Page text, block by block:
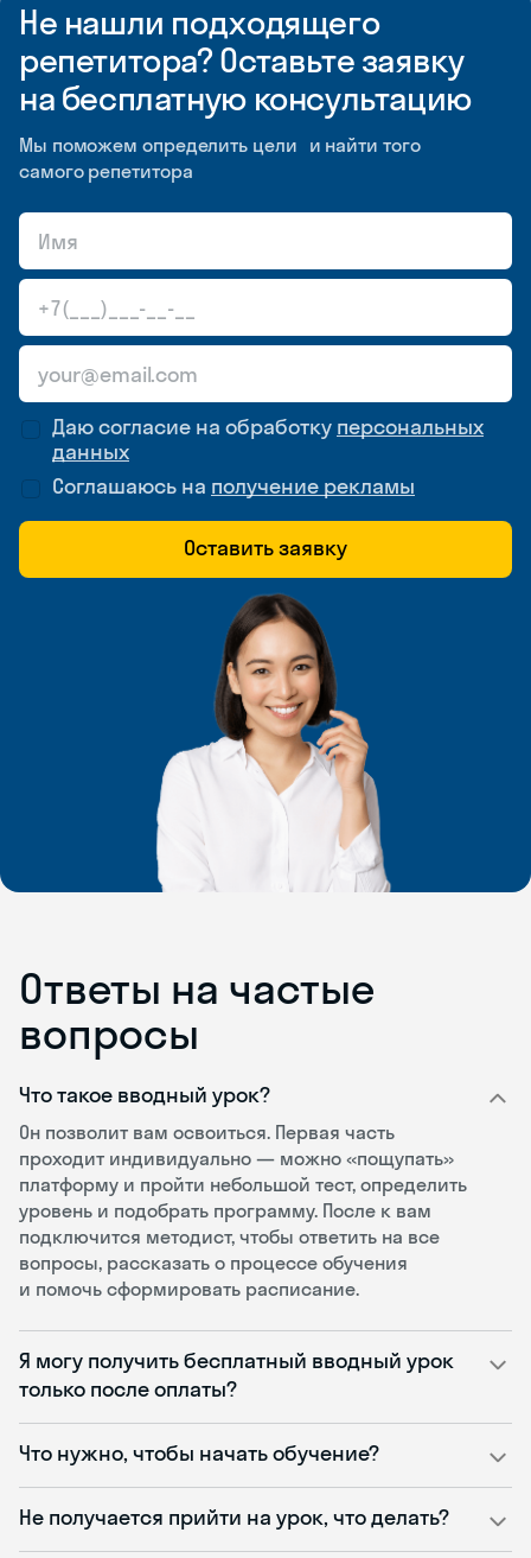
Не нашли подходящего
репетитора? Оставьте заявку
на бесплатную консультацию
Мы поможем определить цели и найти того
самого репетитора
Даю согласие на обработку персональных
данных
Соглашаюсь на получение рекламы
Оставить заявку
Ответы на частые
вопросы
Что такое вводный урок?
Он позволит вам освоиться. Первая часть
проходит индивидуально — можно «пощупать»
платформу и пройти небольшой тест, определить
уровень и подобрать программу. После к вам
подключится методист, чтобы ответить на все
вопросы, рассказать о процессе обучения
и помочь сформировать расписание.
Я могу получить бесплатный вводный урок
только после оплаты?
Что нужно, чтобы начать обучение?
Не получается прийти на урок, что делать?